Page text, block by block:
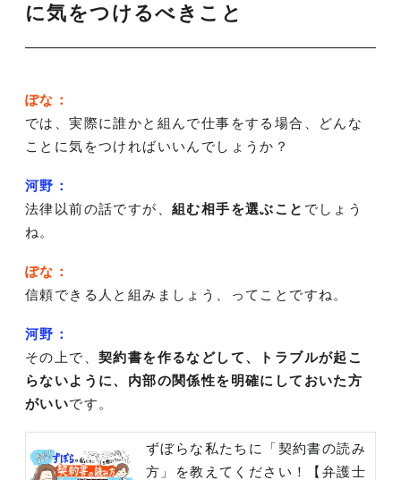
に気をつけるべきこと
ぽな：
では、実際に誰かと組んで仕事をする場合、どんな
ことに気をつければいいんでしょうか？
河野：
法律以前の話ですが、 組む相手を選ぶこと でしょう
ね。
ぽな：
信頼できる人と組みましょう、ってことですね。
河野：
その上で、 契約書を作るなどして、トラブルが起こ
らないように、内部の関係性を明確にしておいた方
がいいです。
ずぼらな私たちに「契約書の読み
方」を教えてください！【弁護士